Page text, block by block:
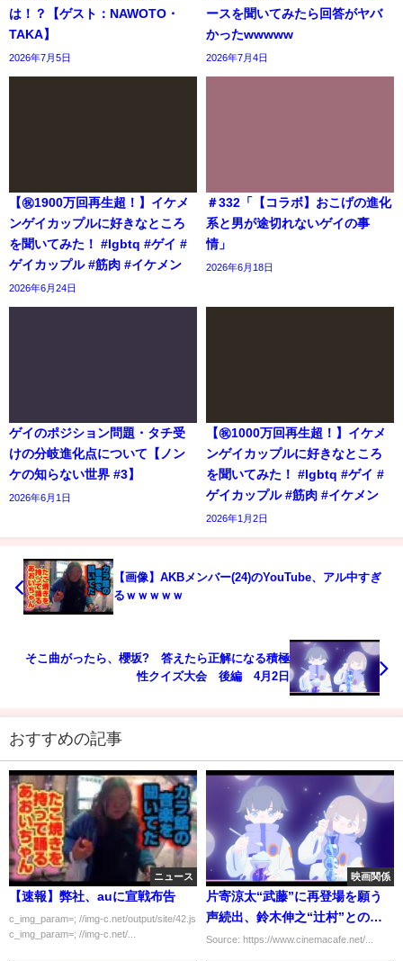
は！？【ゲスト：NAWOTO・
TAKA】
2026年7月5日
ースを聞いてみたら回答がヤバ
かったwwwww
2026年7月4日
【㊗️1900万回再生超！】イケメ
ンゲイカップルに好きなところ
を聞いてみた！ #lgbtq #ゲイ #
ゲイカップル #筋肉 #イケメン
2026年6月24日
＃332「【コラボ】おこげの進化
系と男が途切れないゲイの事
情」
2026年6月18日
ゲイのポジション問題・タチ受
けの分岐進化点について【ノン
ケの知らない世界 #3】
2026年6月1日
【㊗️1000万回再生超！】イケメ
ンゲイカップルに好きなところ
を聞いてみた！ #lgbtq #ゲイ #
ゲイカップル #筋肉 #イケメン
2026年1月2日
【画像】AKBメンバー(24)のYouTube、アル中すぎ
るｗｗｗｗｗ
そこ曲がったら、櫻坂? 答えたら正解になる積極
性クイズ大会 後編 4月2日
おすすめの記事
ニュース
【速報】弊社、auに宣戦布告
c_img_param=; //img-c.net/output/site/42.js
c_img_param=; //img-c.net/...
映画関係
片寄涼太“武藤”に再登場を願う
声続出、鈴木伸之“辻村”との
LDH共演に歓喜する視聴者から
Source: https://www.cinemacafe.net/...